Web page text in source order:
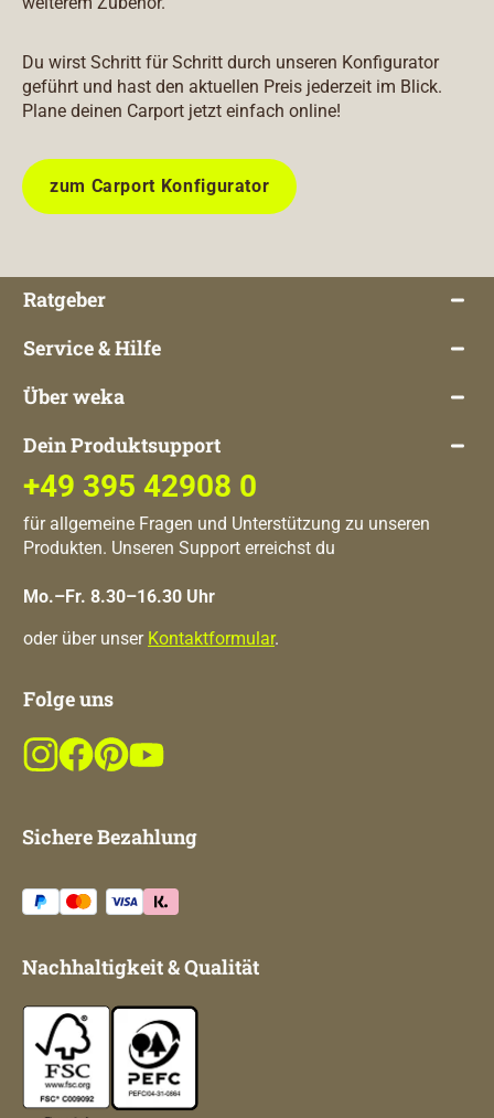
Du wirst Schritt für Schritt durch unseren Konfigurator
geführt und hast den aktuellen Preis jederzeit im Blick.
Plane deinen Carport jetzt einfach online!
zum Carport Konfigurator
Ratgeber
Service & Hilfe
Über weka
Dein Produktsupport
+49 395 42908 0
für allgemeine Fragen und Unterstützung zu unseren
Produkten. Unseren Support erreichst du
Mo.–Fr. 8.30–16.30 Uhr
oder über unser Kontaktformular.
Folge uns
Sichere Bezahlung
Nachhaltigkeit & Qualität